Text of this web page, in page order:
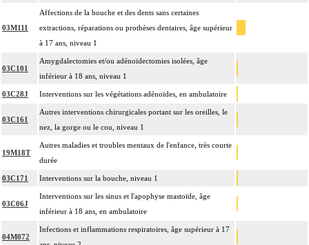
03M111
Affections de la bouche et des dents sans certaines
extractions, réparations ou prothèses dentaires, âge supérieur
à 17 ans, niveau 1
03C101
Amygdalectomies et/ou adénoïdectomies isolées, âge
inférieur à 18 ans, niveau 1
03C28J Interventions sur les végétations adénoïdes, en ambulatoire
03C161
Autres interventions chirurgicales portant sur les oreilles, le
nez, la gorge ou le cou, niveau 1
19M18T
Autres maladies et troubles mentaux de l'enfance, très courte
durée
03C171 Interventions sur la bouche, niveau 1
03C06J
Interventions sur les sinus et l'apophyse mastoïde, âge
inférieur à 18 ans, en ambulatoire
04M072
Infections et inflammations respiratoires, âge supérieur à 17